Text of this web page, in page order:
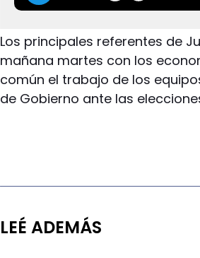
Los principales referentes de
mañana martes con los
común el trabajo de los
de Gobierno ante las
LEÉ ADEMÁS